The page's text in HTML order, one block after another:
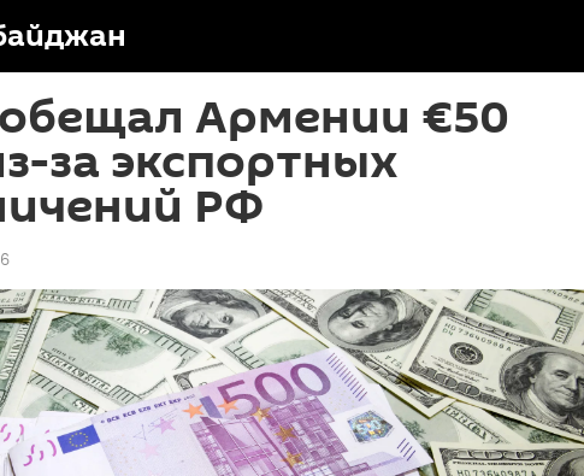
Армении €50
за экспортных
РФ